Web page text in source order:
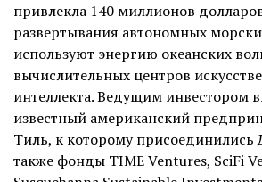
привлекла 140 миллионов
развертывания автономных
используют энергию океанских
вычислительных центров
интеллекта. Ведущим инвестором
известный американский
Тиль, к которому присоединились
также фонды TIME Ventures, SciFi